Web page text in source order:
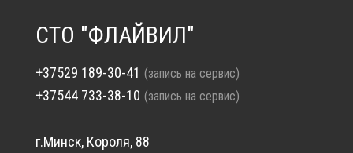
СТО "ФЛАЙВИЛ"
+37529 189-30-41 (запись на сервис)
+37544 733-38-10 (запись на сервис)
г.Минск, Короля, 88